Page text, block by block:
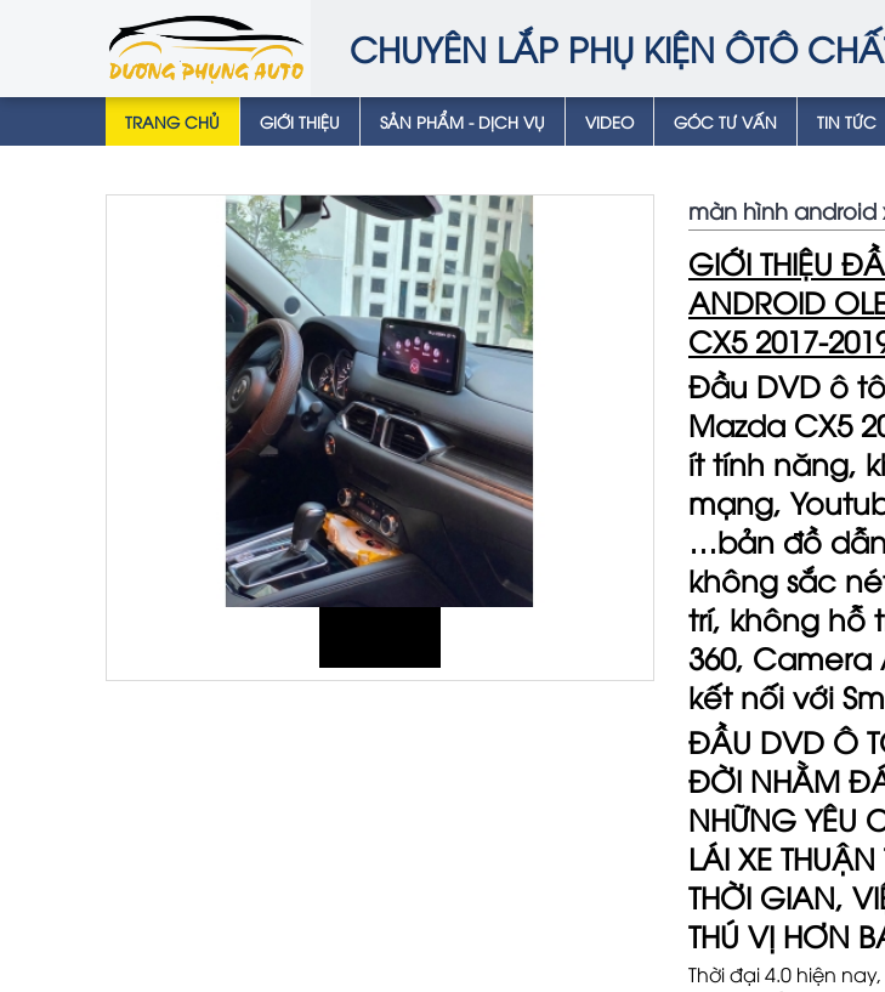
CHUYÊN LẮP PHỤ KIỆN ÔTÔ
TRANG CHỦ GIỚI THIỆU SẢN PHẨM - DỊCH VỤ VIDEO GÓC TƯ VẤN TIN TỨC
màn hình android
GIỚI THIỆU
ANDROID
CX5 2017-
Đầu DVD ô
Mazda CX5
ít tính năng,
mạng,
…bản đồ
không sắc
trí, không hỗ
360, Camera
kết nối với
ĐẦU DVD Ô
ĐỜI NHẰM
NHỮNG YÊU
LÁI XE THUẬN
THỜI GIAN,
THÚ VỊ HƠN
Thời đại 4.0 hiện